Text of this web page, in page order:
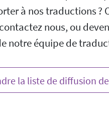
à nos traductions ?
nous, ou
notre équipe de
la liste de diffusion